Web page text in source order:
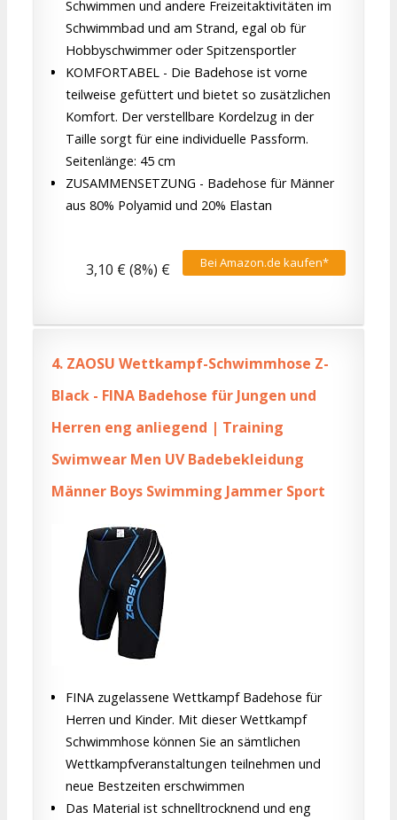
Schwimmen und andere Freizeitaktivitäten im
Schwimmbad und am Strand, egal ob für
Hobbyschwimmer oder Spitzensportler
KOMFORTABEL - Die Badehose ist vorne
teilweise gefüttert und bietet so zusätzlichen
Komfort. Der verstellbare Kordelzug in der
Taille sorgt für eine individuelle Passform.
Seitenlänge: 45 cm
ZUSAMMENSETZUNG - Badehose für Männer
aus 80% Polyamid und 20% Elastan
Bei Amazon.de kaufen*
3,10 € (8%) €
4. ZAOSU Wettkampf-Schwimmhose Z-
Black - FINA Badehose für Jungen und
Herren eng anliegend | Training
Swimwear Men UV Badebekleidung
Männer Boys Swimming Jammer Sport
FINA zugelassene Wettkampf Badehose für
Herren und Kinder. Mit dieser Wettkampf
Schwimmhose können Sie an sämtlichen
Wettkampfveranstaltungen teilnehmen und
neue Bestzeiten erschwimmen
Das Material ist schnelltrocknend und eng